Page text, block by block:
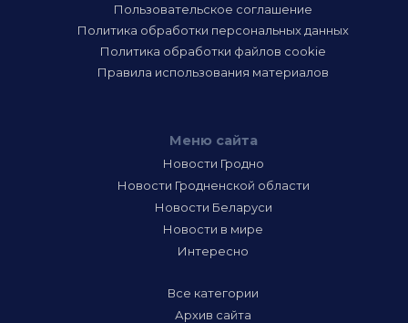
Пользовательское соглашение
Политика обработки персональных данных
Политика обработки файлов cookie
Правила использования материалов
Меню сайта
Новости Гродно
Новости Гродненской области
Новости Беларуси
Новости в мире
Интересно
Все категории
Архив сайта